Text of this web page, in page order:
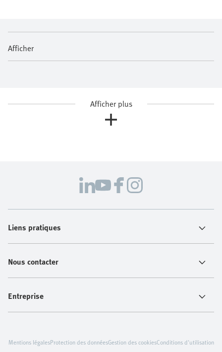
Afficher
Afficher plus
Liens pratiques
Nous contacter
Entreprise
Mentions légalesProtection des donnéesGestion des cookiesConditions d'utilisation